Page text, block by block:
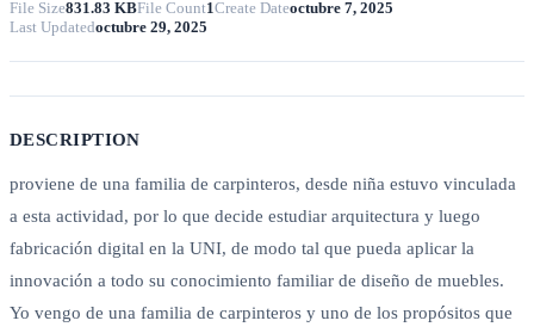
File Size831.83 KBFile Count1Create Dateoctubre 7, 2025
Last Updatedoctubre 29, 2025
DESCRIPTION
proviene de una familia de carpinteros, desde niña estuvo vinculada
a esta actividad, por lo que decide estudiar arquitectura y luego
fabricación digital en la UNI, de modo tal que pueda aplicar la
innovación a todo su conocimiento familiar de diseño de muebles.
Yo vengo de una familia de carpinteros y uno de los propósitos que